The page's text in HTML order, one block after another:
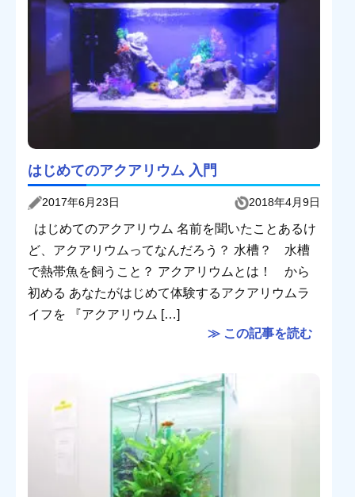
はじめてのアクアリウム 入門
2017年6月23日 2018年4月9日
はじめてのアクアリウム 名前を聞いたことあるけ
ど、アクアリウムってなんだろう？ 水槽？ 水槽
で熱帯魚を飼うこと？ アクアリウムとは！ から
初める あなたがはじめて体験するアクアリウムラ
イフを 『アクアリウム […]
≫ この記事を読む